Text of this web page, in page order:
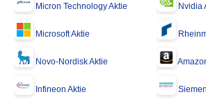
Micron Technology Aktie Nvidia
Microsoft Aktie
Novo-Nordisk Aktie
Infineon Aktie